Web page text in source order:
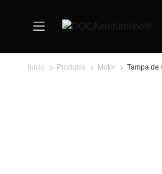
Início Produtos Motor Tampa de